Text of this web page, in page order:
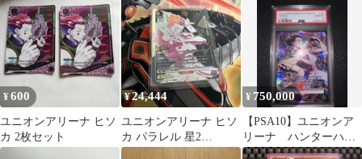
HUNTER×HUNTER
¥600
ユニオンアリーナ ヒソ
カ 2枚セット
¥24,444
ユニオンアリーナ ヒソ
カ パラレル 星2
HUNTER×HUNTER
¥ 750,000
【PSA10】ユニオンア
リーナ ハンターハン
ター ヒソカ SR★★★